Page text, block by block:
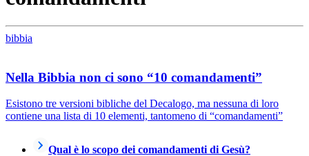
bibbia
Nella Bibbia non ci sono “10 comandamenti”
Esistono tre versioni bibliche del Decalogo, ma nessuna di loro
contiene una lista di 10 elementi, tantomeno di “comandamenti”
Qual è lo scopo dei comandamenti di Gesù?